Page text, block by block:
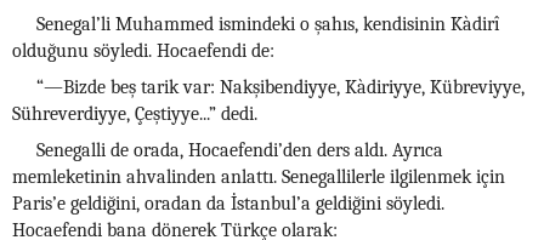
Senegal’li Muhammed ismindeki o şahıs, kendisinin Kàdirî
olduğunu söyledi. Hocaefendi de:
“—Bizde beş tarik var: Nakşibendiyye, Kàdiriyye, Kübreviyye,
Sühreverdiyye, Çeştiyye...” dedi.
Senegalli de orada, Hocaefendi’den ders aldı. Ayrıca
memleketinin ahvalinden anlattı. Senegallilerle ilgilenmek için
Paris’e geldiğini, oradan da İstanbul’a geldiğini söyledi.
Hocaefendi bana dönerek Türkçe olarak: